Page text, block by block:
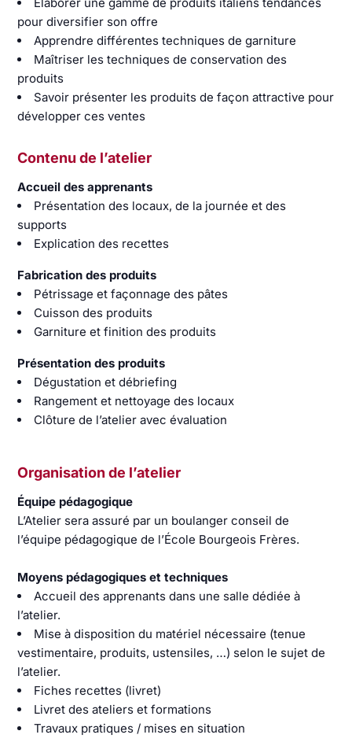
pour diversifier son offre
Apprendre différentes techniques de garniture
Maîtriser les techniques de conservation des
produits
Savoir présenter les produits de façon attractive pour
développer ces ventes
Contenu de l’atelier
Accueil des apprenants
Présentation des locaux, de la journée et des
supports
Explication des recettes
Fabrication des produits
Pétrissage et façonnage des pâtes
Cuisson des produits
Garniture et finition des produits
Présentation des produits
Dégustation et débriefing
Rangement et nettoyage des locaux
Clôture de l’atelier avec évaluation
Organisation de l’atelier
Équipe pédagogique
L’Atelier sera assuré par un boulanger conseil de
l’équipe pédagogique de l’École Bourgeois Frères.
Moyens pédagogiques et techniques
Accueil des apprenants dans une salle dédiée à
l’atelier.
Mise à disposition du matériel nécessaire (tenue
vestimentaire, produits, ustensiles, …) selon le sujet de
l’atelier.
Fiches recettes (livret)
Livret des ateliers et formations
Travaux pratiques / mises en situation